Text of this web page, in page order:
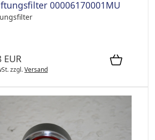
00006170001MU
EUR
zzgl.Versand